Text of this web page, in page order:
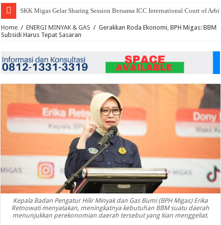
SKK Migas Gelar Sharing Session Bersama ICC International Court of
SPE Universitas Pertamina Bersama ITS, Unpad, dan PNJ Kunjungi SKK
Home / ENERGI MINYAK & GAS / Gerakkan Roda Ekonomi, BPH Migas: BBM
Subsidi Harus Tepat Sasaran
Kepala Badan Pengatur Hilir Minyak dan Gas Bumi (BPH Migas) Erika
Retnowati menyatakan, meningkatnya kebutuhan BBM suatu daerah
menunjukkan perekonomian daerah tersebut yang kian menggeliat.